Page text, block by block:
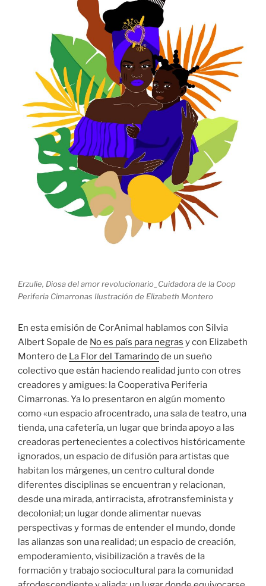
Erzulie, Diosa del amor revolucionario_Cuidadora de la Coop
Periferia Cimarronas Ilustración de Elizabeth Montero
En esta emisión de CorAnimal hablamos con Silvia
Albert Sopale de No es país para negras y con Elizabeth
Montero de La Flor del Tamarindode un sueño
colectivo que están haciendo realidad junto con otres
creadores y amigues: la Cooperativa Periferia
Cimarronas. Ya lo presentaron en algún momento
como «un espacioafrocentrado, una sala de teatro, una
tienda, una cafetería, un lugar que brinda apoyo a las
creadoras pertenecientes a colectivos históricamente
ignorados, un espacio de difusión para artistas que
habitan los márgenes, un centro cultural donde
diferentes disciplinas se encuentran y relacionan,
desde una mirada, antirracista, afrotransfeminista y
decolonial; un lugar donde alimentar nuevas
perspectivas y formas de entender el mundo, donde
las alianzas son una realidad; un espacio de creación,
empoderamiento, visibilización a través de la
formación y trabajo sociocultural para la comunidad